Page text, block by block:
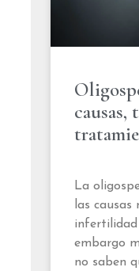
causas,
La
las causas
infertilidad
embargo
no saben